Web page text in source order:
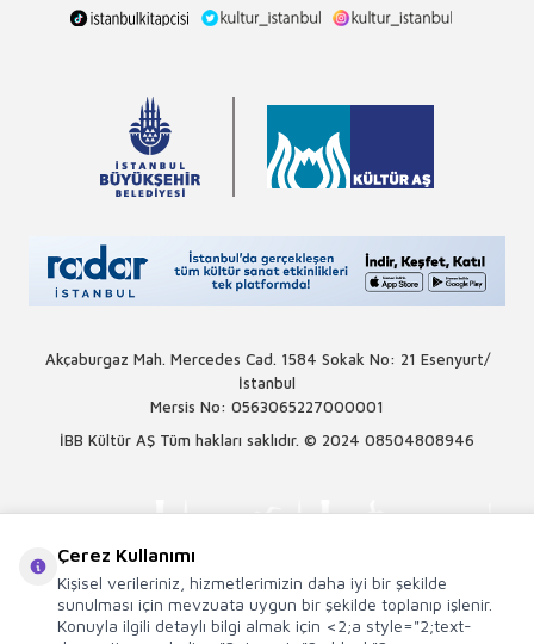
Akçaburgaz Mah. Mercedes Cad. 1584 Sokak No: 21 Esenyurt/
İstanbul
Mersis No: 0563065227000001
İBB Kültür AŞ Tüm hakları saklıdır. © 2024 08504808946
Çerez Kullanımı
Kişisel verileriniz, hizmetlerimizin daha iyi bir şekilde
sunulması için mevzuata uygun bir şekilde toplanıp işlenir.
Konuyla ilgili detaylı bilgi almak için <2;a style="2;text-